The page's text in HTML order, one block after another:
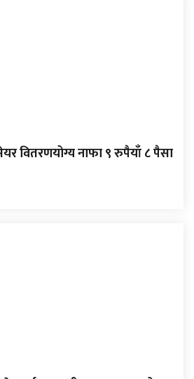
वितरणयोग्य नाफा ९ रुपैयाँ ८ पैसा